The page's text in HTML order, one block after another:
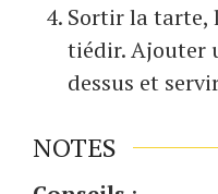
Sortir la tarte,
tiédir. Ajouter
dessus et
NOTES